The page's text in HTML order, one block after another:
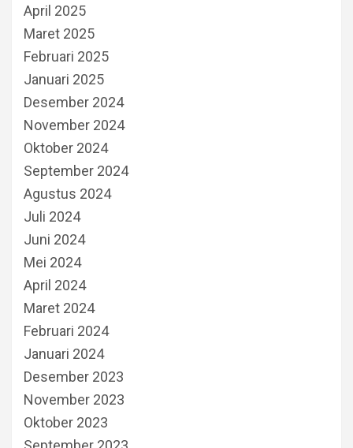
April 2025
Maret 2025
Februari 2025
Januari 2025
Desember 2024
November 2024
Oktober 2024
September 2024
Agustus 2024
Juli 2024
Juni 2024
Mei 2024
April 2024
Maret 2024
Februari 2024
Januari 2024
Desember 2023
November 2023
Oktober 2023